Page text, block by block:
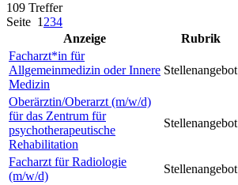
109 Treffer
Seite 1 234
Anzeige
Rubrik
Facharzt*in für
Allgemeinmedizin oder Innere
Medizin
Stellenangebot
Oberärztin/Oberarzt (m/w/d)
für das Zentrum für
psychotherapeutische
Rehabilitation
Stellenangebot
Facharzt für Radiologie
(m/w/d)
Stellenangebot